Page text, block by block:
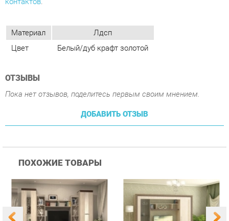
Пока нет отзывов, поделитесь первым своим мнением.
Гостиная Стиль
Атлантида-2 Венге-дуб
Белфорд
Гостиная Витра
Симфония 7.10